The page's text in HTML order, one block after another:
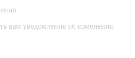
вам уведомление об изменении